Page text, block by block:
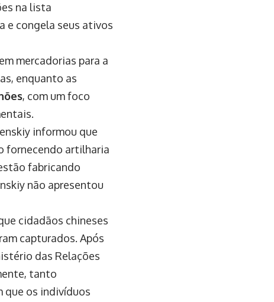
na lista
e congela seus ativos
em mercadorias para a
enquanto as
, com um foco
informou que
fornecendo artilharia
fabricando
não apresentou
cidadãos chineses
capturados. Após
das Relações
tanto
que os indivíduos